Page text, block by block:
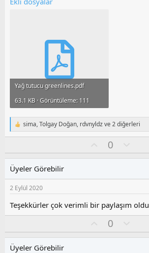
Yağ tutucu greenlines.pdf
63.1 KB · Görüntüleme: 111
T
e
i
l
e
r
sima,Tolgay Doğan, rdvnyldzve 2 diğerleri
y
0
l
s
u
z
o
l
a
Üyeler Görebilir
2 Eylül 2020
Teşekkürler çok verimli bir paylaşım oldu
y
0
l
Üyeler Görebilir